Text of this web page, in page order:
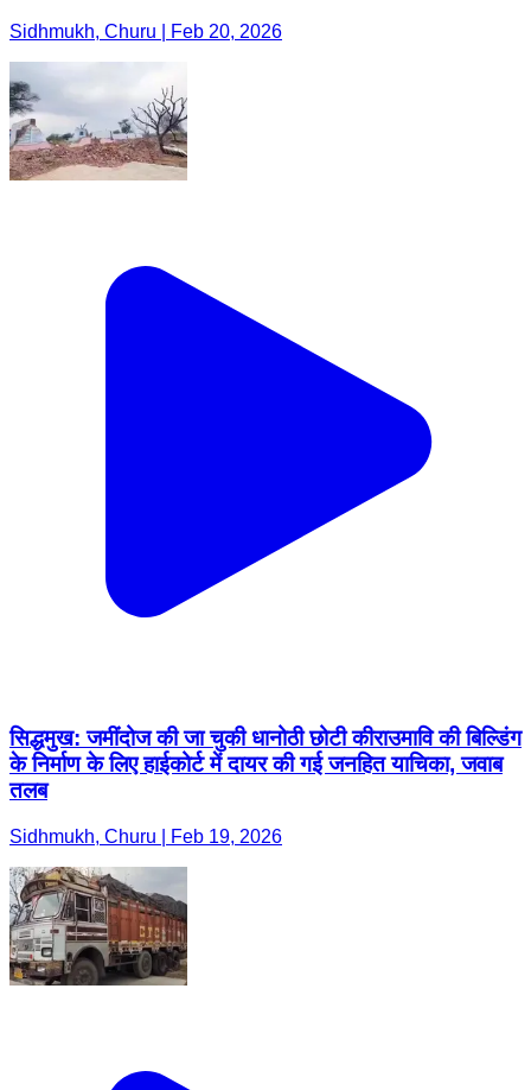
Sidhmukh, Churu | Feb 20, 2026
सिद्धमुख: जमींदोज की जा चुकी धानोठी छोटी कीराउमावि की बिल्डिंग
के निर्माण के लिए हाईकोर्ट में दायर की गई जनहित याचिका, जवाब
तलब
Sidhmukh, Churu | Feb 19, 2026